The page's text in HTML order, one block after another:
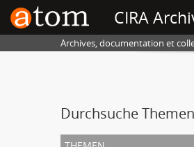
CIRA
Archives, documentation et
Durchsuche